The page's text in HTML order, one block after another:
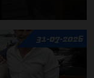
31-07-2026